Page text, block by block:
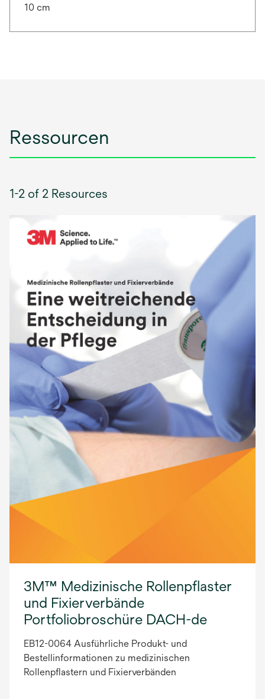
10 cm
Ressourcen
1-2 of 2 Resources
3M™ Medizinische Rollenpflaster
und Fixierverbände
Portfoliobroschüre DACH-de
EB12-0064 Ausführliche Produkt- und
Bestellinformationen zu medizinischen
Rollenpflastern und Fixierverbänden